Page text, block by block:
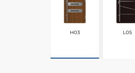
H03 L05